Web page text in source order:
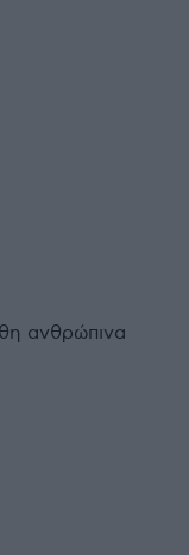
ανθρώπινα